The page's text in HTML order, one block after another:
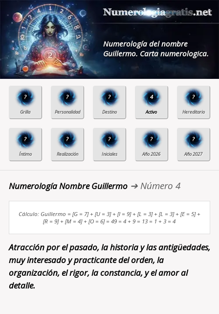
Numerología del nombre
Guillermo. Carta numerologica.
? ? ? 4 ?
? ? ? ? ?
Numerología Nombre Guillermo➔ Número 4
Cálculo: Guillermo = [G = 7] + [U = 3] + [I = 9] + [L = 3] + [L = 3] + [E = 5] +
[R = 9] + [M = 4] + [O = 6] = 49 = 4 + 9 = 13 = 1 + 3 = 4
Atracción por el pasado, la historia y las antigüedades,
muy interesado y practicante del orden, la
organización, el rigor, la constancia, y el amor al
detalle.